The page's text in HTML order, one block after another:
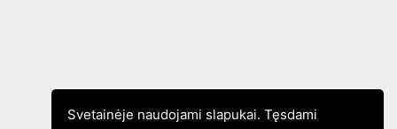
Svetainėje naudojami slapukai. Tęsdami